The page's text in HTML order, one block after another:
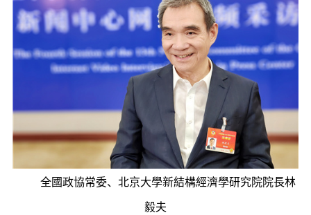
全國政協常委、北京大學新結構經濟學研究院院長林
毅夫